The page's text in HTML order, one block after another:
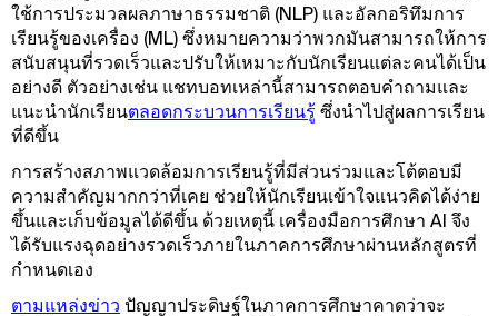
ใช้การประมวลผลภาษาธรรมชาติ (NLP) และอัลกอริทึมการ
เรียนรู้ของเครื่อง (ML) ซึ่งหมายความว่าพวกมันสามารถให้การ
สนับสนุนที่รวดเร็วและปรับให้เหมาะกับนักเรียนแต่ละคนได้เป็น
อย่างดี ตัวอย่างเช่น แชทบอทเหล่านี้สามารถตอบคำถามและ
แนะนำนักเรียนตลอดกระบวนการเรียนรู้ ซึ่งนำไปสู่ผลการเรียน
ที่ดีขึ้น
การสร้างสภาพแวดล้อมการเรียนรู้ที่มีส่วนร่วมและโต้ตอบมี
ความสําคัญมากกว่าที่เคย ช่วยให้นักเรียนเข้าใจแนวคิดได้ง่าย
ขึ้นและเก็บข้อมูลได้ดีขึ้น ด้วยเหตุนี้ เครื่องมือการศึกษา AI จึง
ได้รับแรงฉุดอย่างรวดเร็วภายในภาคการศึกษาผ่านหลักสูตรที่
กําหนดเอง
ตามแหล่งข่าว ปัญญาประดิษฐ์ในภาคการศึกษาคาดว่าจะ